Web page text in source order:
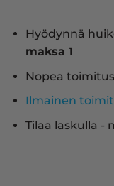
Hyödynnä
maksa 1
Nopea
Ilmainen
Tilaa laskulla -